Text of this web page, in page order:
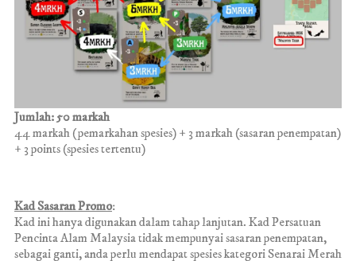
Jumlah: 50 markah
44 markah (pemarkahan spesies) + 3 markah (sasaran penempatan)
+ 3 points (spesies tertentu)
Kad Sasaran Promo:
Kad ini hanya digunakan dalam tahap lanjutan. Kad Persatuan
Pencinta Alam Malaysia tidak mempunyai sasaran penempatan,
sebagai ganti, anda perlu mendapat spesies kategori Senarai Merah